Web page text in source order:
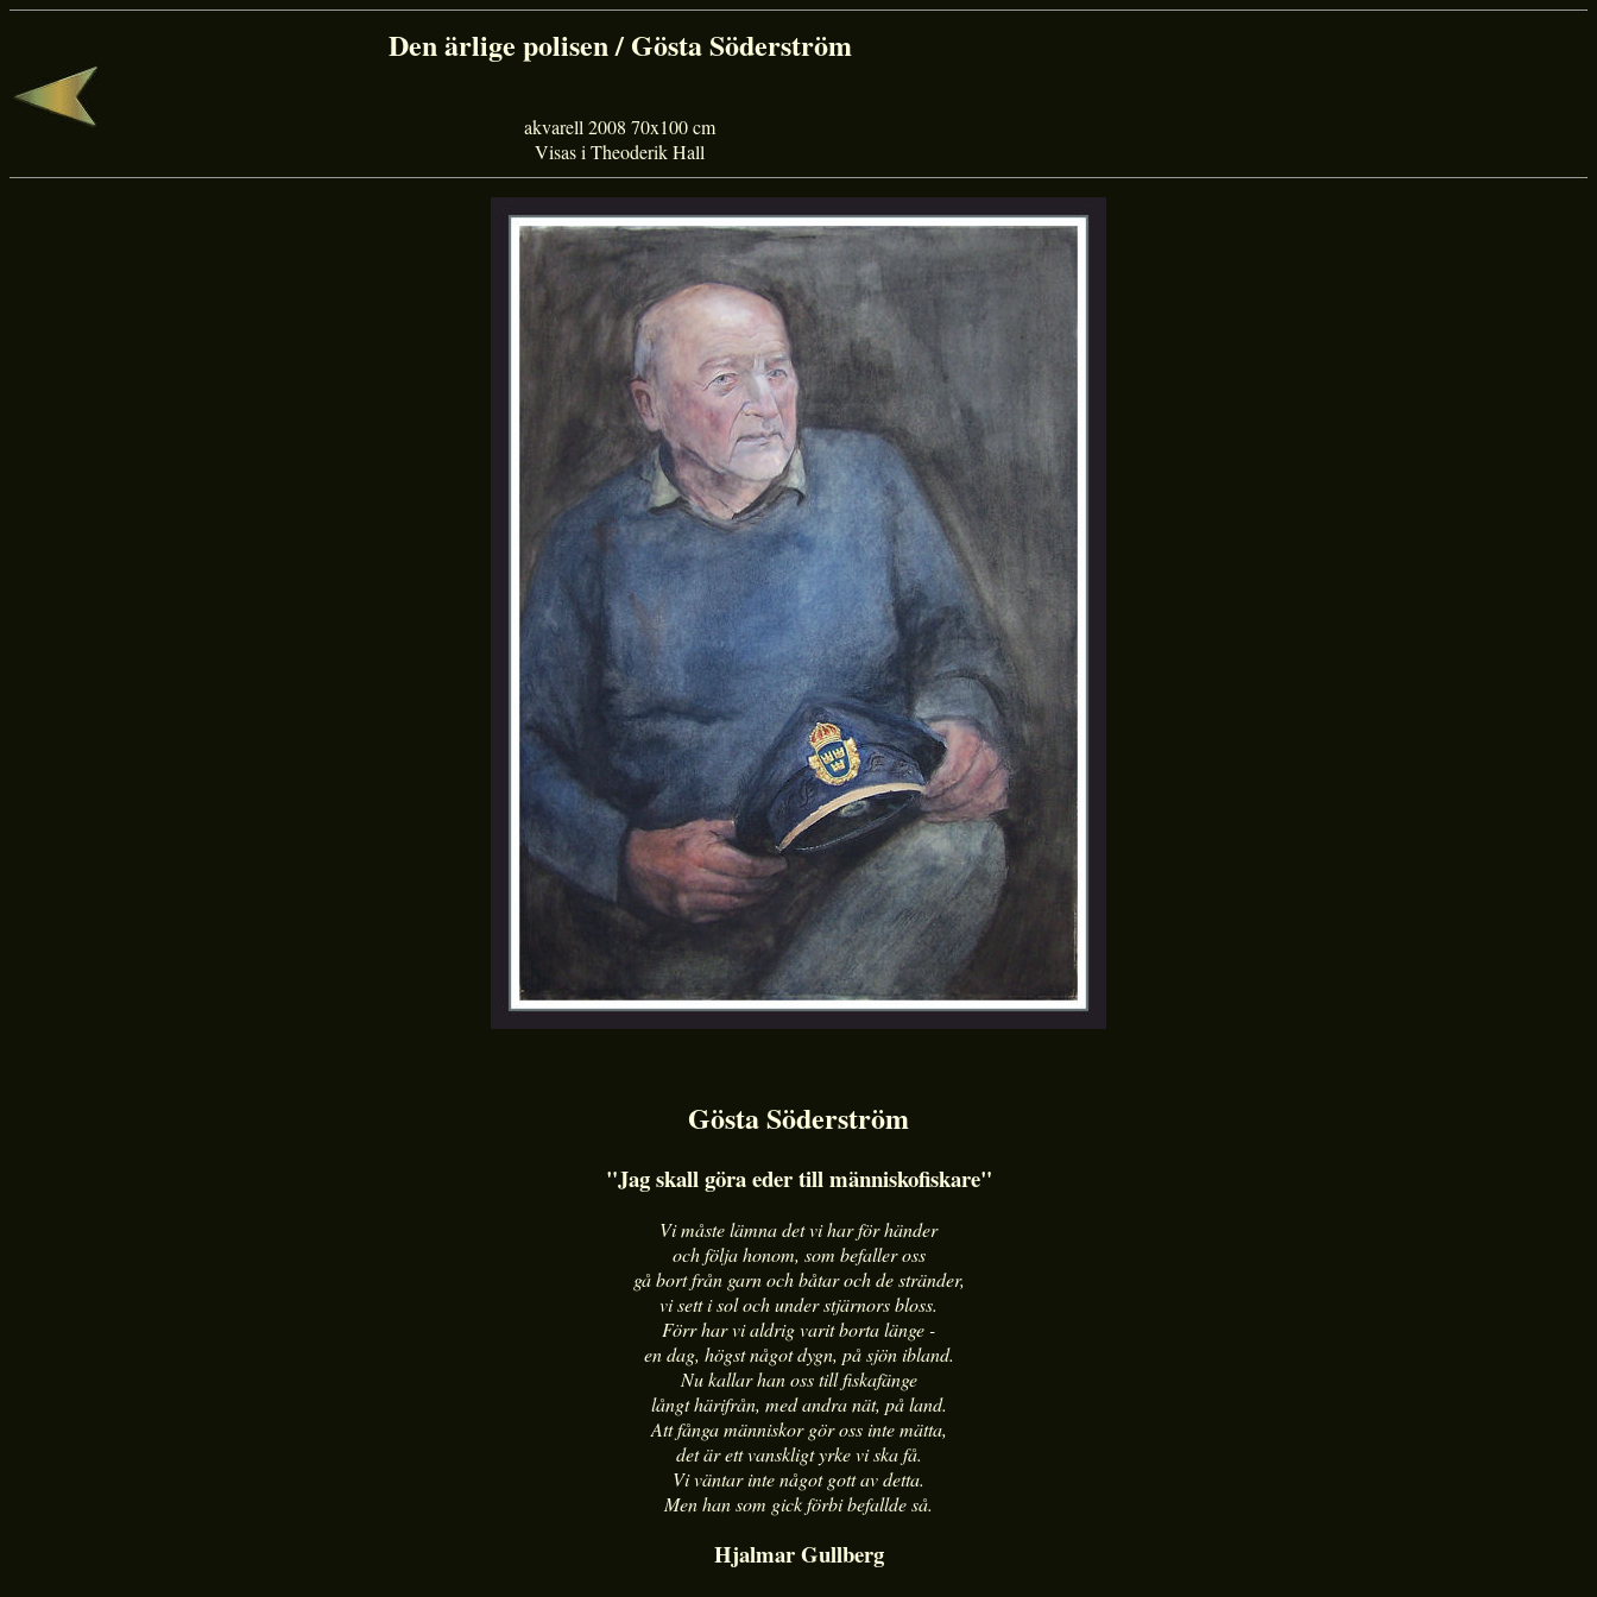
Den ärlige polisen / Gösta Söderström
akvarell 2008 70x100 cm
Visas i Theoderik Hall
Gösta Söderström
"Jag skall göra eder till människofiskare"
Vi måste lämna det vi har för händer
och följa honom, som befaller oss
gå bort från garn och båtar och de stränder,
vi sett i sol och under stjärnors bloss.
Förr har vi aldrig varit borta länge -
en dag, högst något dygn, på sjön ibland.
Nu kallar han oss till fiskafänge
långt härifrån, med andra nät, på land.
Att fånga människor gör oss inte mätta,
det är ett vanskligt yrke vi ska få.
Vi väntar inte något gott av detta.
Men han som gick förbi befallde så.
Hjalmar Gullberg